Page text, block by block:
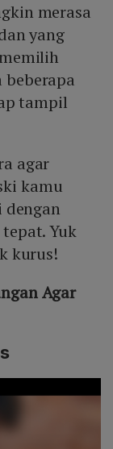
merasa
yang
beberapa
tampil
agar
kamu
Yuk
kurus!
Agar